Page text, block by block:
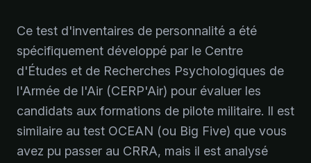
Ce test d'inventaires de personnalité a été
spécifiquement développé par le Centre
d'Études et de Recherches Psychologiques de
l'Armée de l'Air (CERP'Air) pour évaluer les
candidats aux formations de pilote militaire. Il est
similaire au test OCEAN (ou Big Five) que vous
avez pu passer au CRRA, mais il est analysé